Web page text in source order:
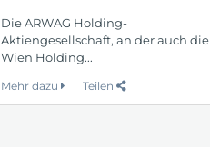
Die ARWAG Holding-
Aktiengesellschaft, an der auch die
Wien Holding...
Mehr dazu Teilen